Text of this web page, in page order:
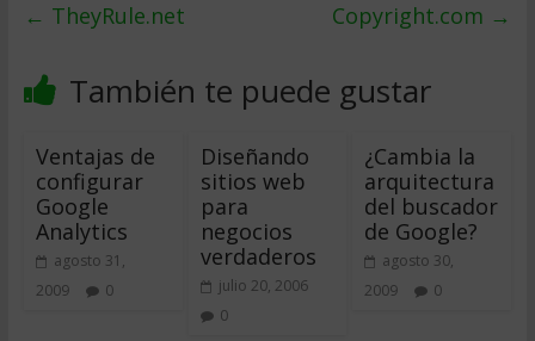
← TheyRule.net Copyright.com →
También te puede gustar
Ventajas de
configurar
Google
Analytics
agosto 31,
2009
0
Diseñando
sitios web
para
negocios
verdaderos
julio 20, 2006
0
¿Cambia la
arquitectura
del buscador
de Google?
agosto 30,
2009
0